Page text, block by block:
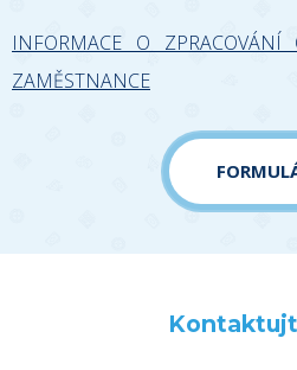
INFORMACE O ZPRACOVÁNÍ
ZAMĚSTNANCE